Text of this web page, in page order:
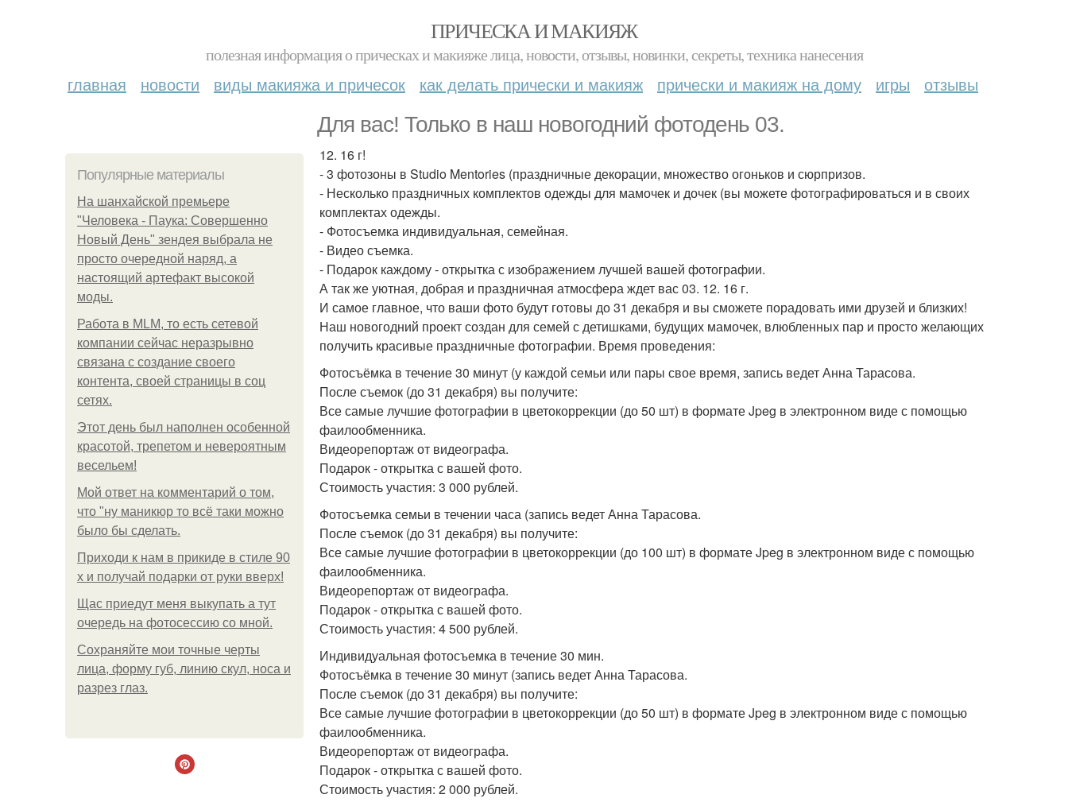
ПРИЧЕСКА И МАКИЯЖ
полезная информация о прическах и макияже лица, новости, отзывы, новинки, секреты, техника нанесения
главная новости виды макияжа и причесок как делать прически и макияж прически и макияж на дому игры отзывы
Для вас! Только в наш новогодний фотодень 03.
Популярные материалы
На шанхайской премьере
"Человека - Паука: Совершенно
Новый День" зендея выбрала не
просто очередной наряд, а
настоящий артефакт высокой
моды.
Работа в MLM, то есть сетевой
компании сейчас неразрывно
связана с создание своего
контента, своей страницы в соц
сетях.
Этот день был наполнен особенной
красотой, трепетом и невероятным
весельем!
Мой ответ на комментарий о том,
что "ну маникюр то всё таки можно
было бы сделать.
Приходи к нам в прикиде в стиле 90
х и получай подарки от руки вверх!
Щас приедут меня выкупать а тут
очередь на фотосессию со мной.
Сохраняйте мои точные черты
лица, форму губ, линию скул, носа и
разрез глаз.
12. 16 г!
- 3 фотозоны в Studio Mentories (праздничные декорации, множество огоньков и сюрпризов.
- Несколько праздничных комплектов одежды для мамочек и дочек (вы можете фотографироваться и в своих
комплектах одежды.
- Фотосъемка индивидуальная, семейная.
- Видео съемка.
- Подарок каждому - открытка с изображением лучшей вашей фотографии.
А так же уютная, добрая и праздничная атмосфера ждет вас 03. 12. 16 г.
И самое главное, что ваши фото будут готовы до 31 декабря и вы сможете порадовать ими друзей и близких!
Наш новогодний проект создан для семей с детишками, будущих мамочек, влюбленных пар и просто желающих
получить красивые праздничные фотографии. Время проведения:
Фотосъёмка в течение 30 минут (у каждой семьи или пары свое время, запись ведет Анна Тарасова.
После съемок (до 31 декабря) вы получите:
Все самые лучшие фотографии в цветокоррекции (до 50 шт) в формате Jpeg в электронном виде с помощью
фаилообменника.
Видеорепортаж от видеографа.
Подарок - открытка с вашей фото.
Стоимость участия: 3 000 рублей.
Фотосъемка семьи в течении часа (запись ведет Анна Тарасова.
После съемок (до 31 декабря) вы получите:
Все самые лучшие фотографии в цветокоррекции (до 100 шт) в формате Jpeg в электронном виде с помощью
фаилообменника.
Видеорепортаж от видеографа.
Подарок - открытка с вашей фото.
Стоимость участия: 4 500 рублей.
Индивидуальная фотосъемка в течение 30 мин.
Фотосъёмка в течение 30 минут (запись ведет Анна Тарасова.
После съемок (до 31 декабря) вы получите:
Все самые лучшие фотографии в цветокоррекции (до 50 шт) в формате Jpeg в электронном виде с помощью
фаилообменника.
Видеорепортаж от видеографа.
Подарок - открытка с вашей фото.
Стоимость участия: 2 000 рублей.